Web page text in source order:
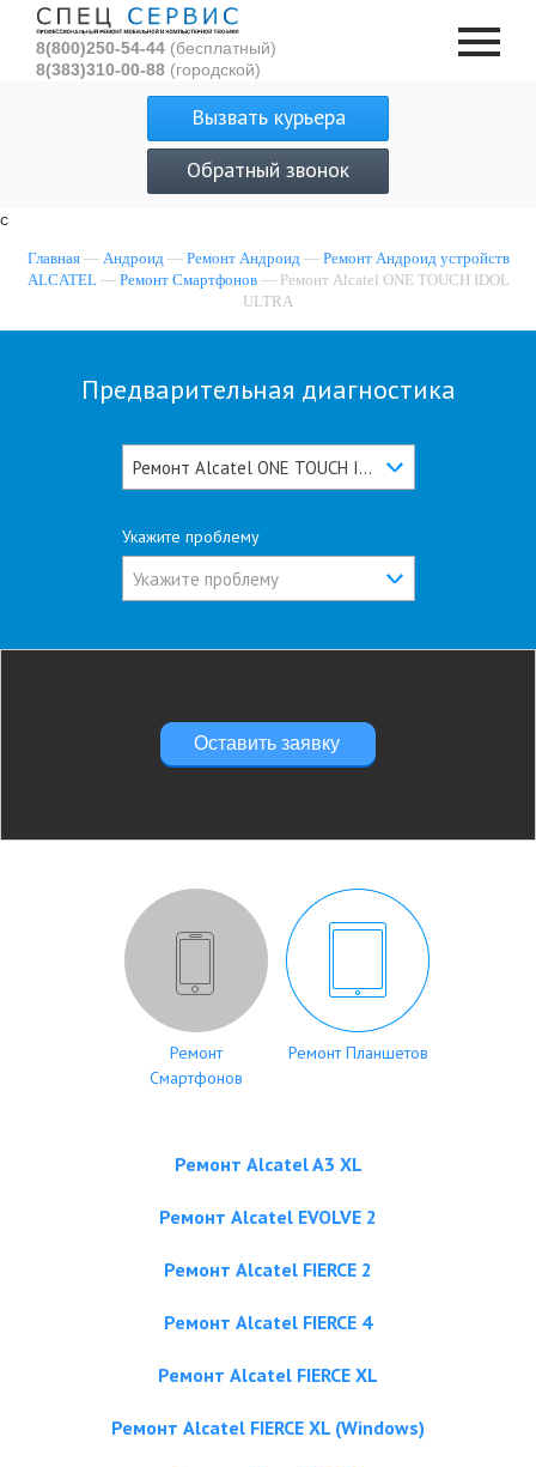
с
8(800)250-54-44 (бесплатный)
8(383)310-00-88 (городской)
Вызвать курьера
Обратный звонок
Главная— Андроид — Ремонт Андроид — Ремонт Андроид устройств
ALCATEL— Ремонт Смартфонов— Ремонт Alcatel ONE TOUCH IDOL
ULTRA
Предварительная диагностика
Ремонт Alcatel ONE TOUCH IDOL ULTRA
Укажите проблему
Укажите проблему
Оставить заявку
Ремонт
Смартфонов
Ремонт Планшетов
Ремонт Alcatel A3 XL
Ремонт Alcatel EVOLVE 2
Ремонт Alcatel FIERCE 2
Ремонт Alcatel FIERCE 4
Ремонт Alcatel FIERCE XL
Ремонт Alcatel FIERCE XL (Windows)